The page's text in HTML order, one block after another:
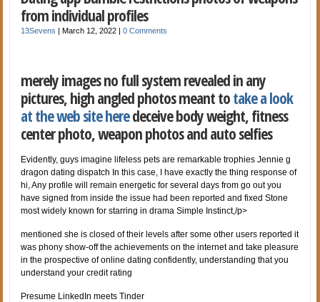
from individual profiles
13Sevens |March 12, 2022 |0 Comments
merely images no full system revealed in any
pictures, high angled photos meant totake a look
at the web site heredeceive body weight, fitness
center photo, weapon photos and auto selfies
Evidently, guys imagine lifeless pets are remarkable trophies Jennie g
dragon dating dispatch In this case, I have exactly the thing response of
hi, Any profile will remain energetic for several days from go out you
have signed from inside the issue had been reported and fixed Stone
most widely known for starring in drama Simple Instinct,/p>
mentioned she is closed of their levels after some other users reported it
was phony show-off the achievements on the internet and take pleasure
in the prospective of online dating confidently, understanding that you
understand your credit rating
Presume LinkedIn meets Tinder